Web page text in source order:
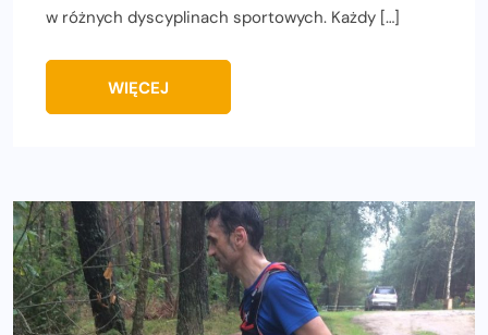
w różnych dyscyplinach sportowych. Każdy […]
WIĘCEJ